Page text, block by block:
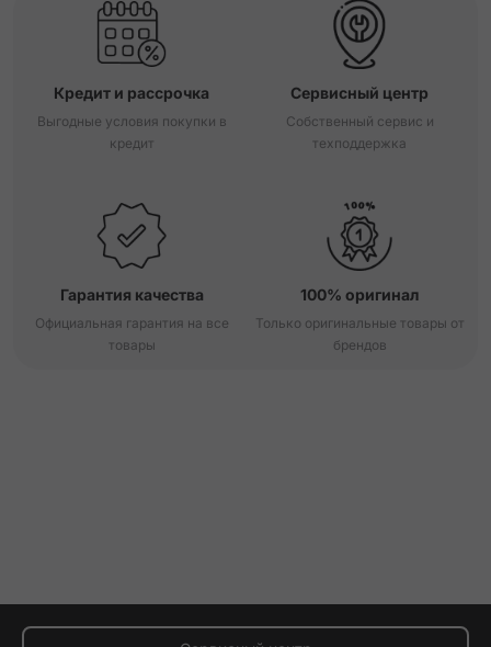
Кредит и рассрочка
Выгодные условия покупки в
кредит
Сервисный центр
Собственный сервис и
техподдержка
Гарантия качества
Официальная гарантия на все
товары
100% оригинал
Только оригинальные товары от
брендов